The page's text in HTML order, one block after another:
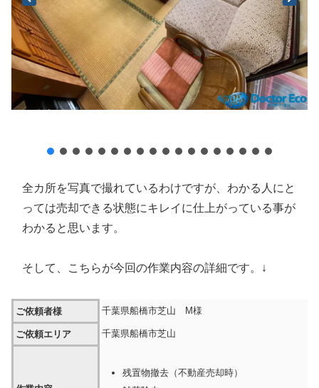
全カ所を写真で撮れているわけですが、わかる人にと
っては売却できる状態にキレイに仕上がっている事が
わかると思います。
そして、こちらが今回の作業内容の詳細です。↓
ご依頼者様 千葉県船橋市芝山 M様
ご依頼エリア 千葉県船橋市芝山
残置物撤去（不動産売却時）